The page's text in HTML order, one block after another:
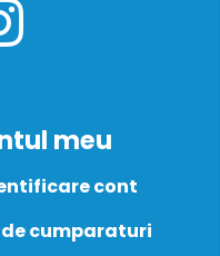
meu
cont
de cumparaturi